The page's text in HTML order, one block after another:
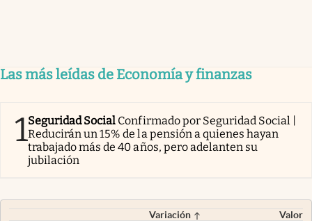
Las más leídas de Economía y finanzas
1Seguridad Social Confirmado por Seguridad Social |
Reducirán un 15% de la pensión a quienes hayan
trabajado más de 40 años, pero adelanten su
jubilación
Variación
Valor